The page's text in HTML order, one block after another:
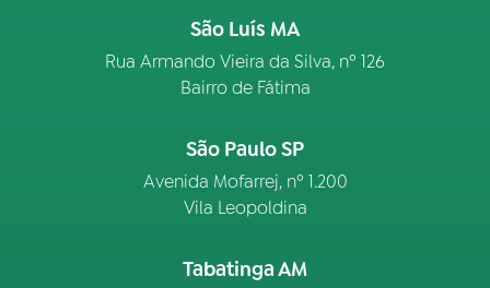
São Luís MA
Rua Armando Vieira da Silva, nº 126
Bairro de Fátima
São Paulo SP
Avenida Mofarrej, nº 1.200
Vila Leopoldina
Tabatinga AM